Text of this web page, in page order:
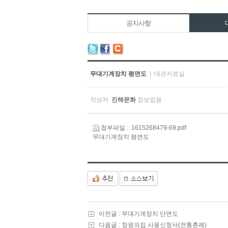
공지사항
무대기계장치 평면도 | 대관자료실
작성자 진해문화 정보없음
첨부파일 : 1615268479-69.pdf
무대기계장치 평면도
이전글 : 무대기계장치 단면도
다음글 : 창원의집 사용신청서(전통혼례)